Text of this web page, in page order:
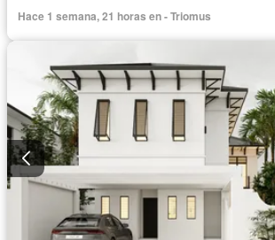
Garita de guardianía
Seguridad
Hace 1 semana, 21 horas en - Triomus